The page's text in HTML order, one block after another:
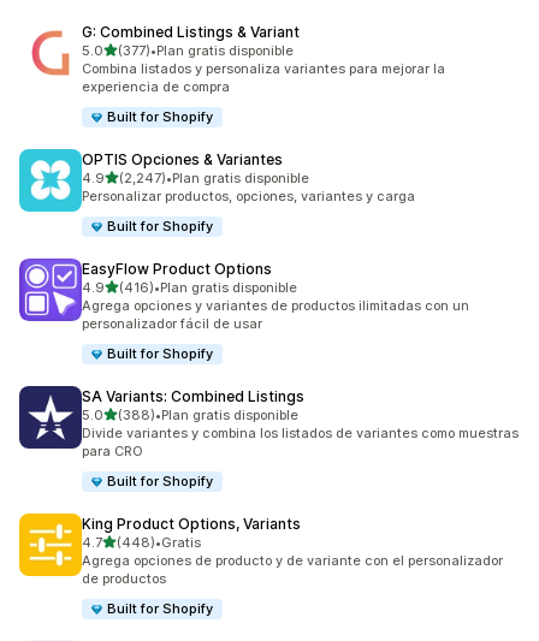
G: Combined Listings & Variant
5.0de 5 estrellas
(377)
377 reseñas en total
•Plan gratis disponible
Combina listados y personaliza variantes para mejorar la
experiencia de compra
Built for Shopify
OPTIS Opciones & Variantes
4.9de 5 estrellas
(2,247)
2247 reseñas en total
•Plan gratis disponible
Personalizar productos, opciones, variantes y carga
Built for Shopify
EasyFlow Product Options
4.9de 5 estrellas
(416)
416 reseñas en total
•Plan gratis disponible
Agrega opciones y variantes de productos ilimitadas con un
personalizador fácil de usar
Built for Shopify
SA Variants: Combined Listings
5.0de 5 estrellas
(388)
388 reseñas en total
•Plan gratis disponible
Divide variantes y combina los listados de variantes como muestras
para CRO
Built for Shopify
King Product Options, Variants
4.7de 5 estrellas
(448)
448 reseñas en total
•Gratis
Agrega opciones de producto y de variante con el personalizador
de productos
Built for Shopify